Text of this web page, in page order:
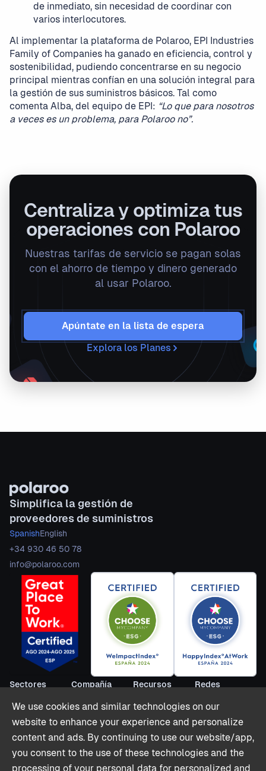
de inmediato, sin necesidad de coordinar con
varios interlocutores.
Al implementar la plataforma de Polaroo, EPI Industries
Family of Companies ha ganado en eficiencia, control y
sostenibilidad, pudiendo concentrarse en su negocio
principal mientras confían en una solución integral para
la gestión de sus suministros básicos. Tal como
comenta Alba, del equipo de EPI: “Lo que para nosotros
a veces es un problema, para Polaroo no”.
Centraliza y optimiza tus
operaciones con Polaroo
Nuestras tarifas de servicio se pagan solas
con el ahorro de tiempo y dinero generado
al usar Polaroo.
Apúntate en la lista de espera
Explora los Planes
Simplifica la gestión de
proveedores de suministros
SpanishEnglish
+34 930 46 50 78
info@polaroo.com
Sectores
Retail
Compañía
Contacto
Recursos
Webinarios
Informes
Casos de Éxito
Redes
We use cookies and similar technologies on our
website to enhance your experience and personalize
content and ads. By continuing to use our website/app,
you consent to the use of these technologies and the
processing of your personal data for personalized and